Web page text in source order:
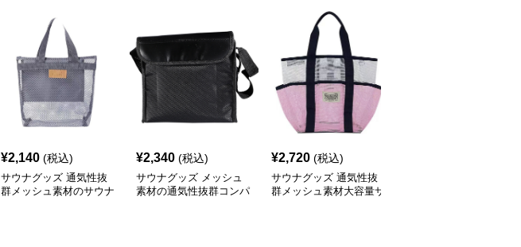
¥2,140 (税込)
サウナグッズ 通気性抜
群メッシュ素材のサウナ
¥2,340 (税込)
サウナグッズ メッシュ
素材の通気性抜群コンパ
¥2,720 (税込)
サウナグッズ 通気性抜
群メッシュ素材大容量サ